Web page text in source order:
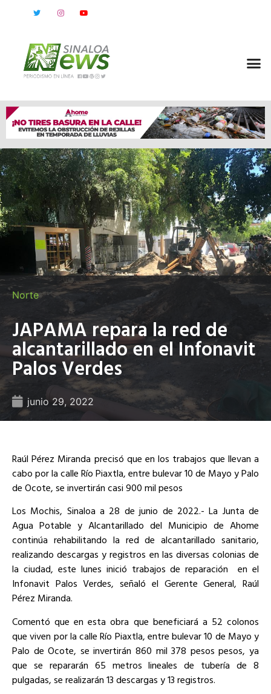
Norte
JAPAMA repara la red de
alcantarillado en el Infonavit
Palos Verdes
junio 29, 2022
Raúl Pérez Miranda precisó que en los trabajos que llevan a
cabo por la calle Río Piaxtla, entre bulevar 10 de Mayo y Palo
de Ocote, se invertirán casi 900 mil pesos
Los Mochis, Sinaloa a 28 de junio de 2022.- La Junta de
Agua Potable y Alcantarillado del Municipio de Ahome
continúa rehabilitando la red de alcantarillado sanitario,
realizando descargas y registros en las diversas colonias de
la ciudad, este lunes inició trabajos de reparación en el
Infonavit Palos Verdes, señaló el Gerente General, Raúl
Pérez Miranda.
Comentó que en esta obra que beneficiará a 52 colonos
que viven por la calle Río Piaxtla, entre bulevar 10 de Mayo y
Palo de Ocote, se invertirán 860 mil 378 pesos pesos, ya
que se repararán 65 metros lineales de tubería de 8
pulgadas, se realizarán 13 descargas y 13 registros.